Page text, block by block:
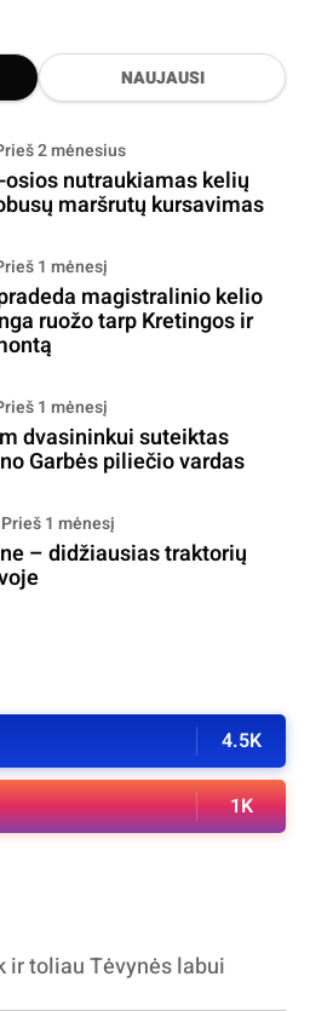
NAUJAUSI
2 mėnesius
nutraukiamas kelių
maršrutų kursavimas
1 mėnesį
magistralinio kelio
ruožo tarp Kretingos ir
1 mėnesį
dvasininkui suteiktas
Garbės piliečio vardas
Prieš 1 mėnesį
– didžiausias traktorių
4.5K
1K
ir toliau Tėvynės labui